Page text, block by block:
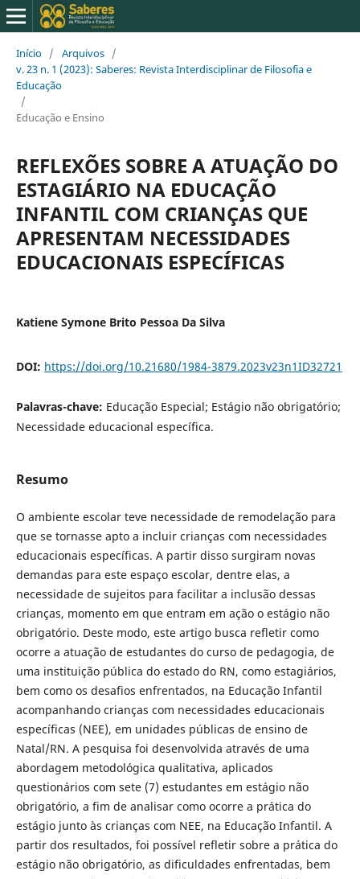
Início / Arquivos /
v. 23 n. 1 (2023): Saberes: Revista Interdisciplinar de Filosofia e
Educação
/
Educação e Ensino
REFLEXÕES SOBRE A ATUAÇÃO DO
ESTAGIÁRIO NA EDUCAÇÃO
INFANTIL COM CRIANÇAS QUE
APRESENTAM NECESSIDADES
EDUCACIONAIS ESPECÍFICAS
Katiene Symone Brito Pessoa Da Silva
DOI: https://doi.org/10.21680/1984-3879.2023v23n1ID32721
Palavras-chave: Educação Especial; Estágio não obrigatório;
Necessidade educacional específica.
Resumo
O ambiente escolar teve necessidade de remodelação para
que se tornasse apto a incluir crianças com necessidades
educacionais específicas. A partir disso surgiram novas
demandas para este espaço escolar, dentre elas, a
necessidade de sujeitos para facilitar a inclusão dessas
crianças, momento em que entram em ação o estágio não
obrigatório. Deste modo, este artigo busca refletir como
ocorre a atuação de estudantes do curso de pedagogia, de
uma instituição pública do estado do RN, como estagiários,
bem como os desafios enfrentados, na Educação Infantil
acompanhando crianças com necessidades educacionais
específicas (NEE), em unidades públicas de ensino de
Natal/RN. A pesquisa foi desenvolvida através de uma
abordagem metodológica qualitativa, aplicados
questionários com sete (7) estudantes em estágio não
obrigatório, a fim de analisar como ocorre a prática do
estágio junto às crianças com NEE, na Educação Infantil. A
partir dos resultados, foi possível refletir sobre a prática do
estágio não obrigatório, as dificuldades enfrentadas, bem